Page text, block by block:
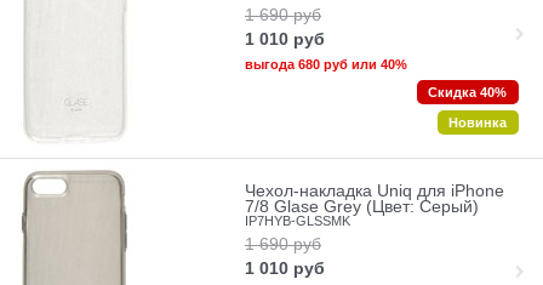
1 690 руб
1 010 руб
выгода 680 рубили 40%
Скидка 40%
Новинка
Чехол-накладка Uniq для iPhone
7/8 Glase Grey (Цвет: Серый)
IP7HYB-GLSSMK
1 690 руб
1 010 руб